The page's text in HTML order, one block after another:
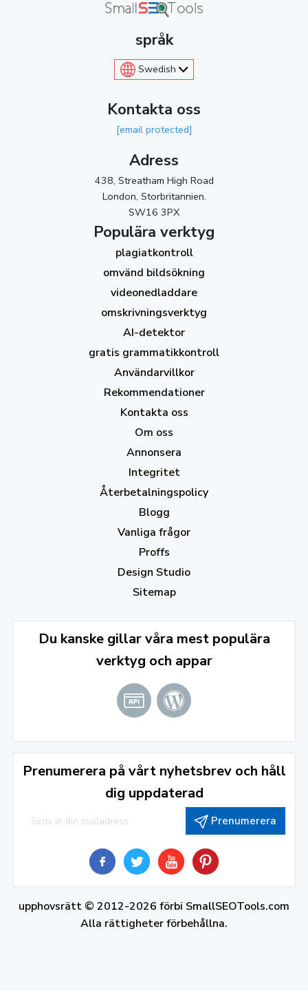
språk
Swedish
Kontakta oss
[email protected]
Adress
438, Streatham High Road
London, Storbritannien.
SW16 3PX
Populära verktyg
plagiatkontroll
omvänd bildsökning
videonedladdare
omskrivningsverktyg
AI-detektor
gratis grammatikkontroll
Användarvillkor
Rekommendationer
Kontakta oss
Om oss
Annonsera
Integritet
Återbetalningspolicy
Blogg
Vanliga frågor
Proffs
Design Studio
Sitemap
Du kanske gillar våra mest populära
verktyg och appar
Prenumerera på vårt nyhetsbrev och håll
dig uppdaterad
Prenumerera
upphovsrätt © 2012-2026 förbi SmallSEOTools.com
Alla rättigheter förbehållna.